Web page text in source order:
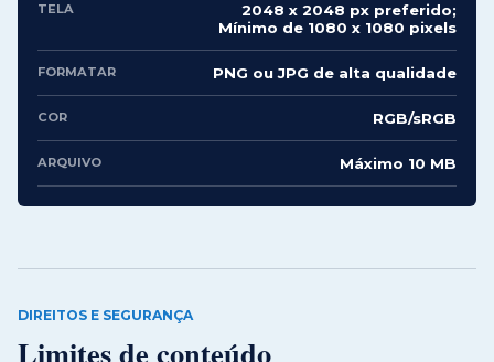
TELA
2048 x 2048 px preferido;
Mínimo de 1080 x 1080 pixels
FORMATAR PNG ou JPG de alta qualidade
COR RGB/sRGB
ARQUIVO Máximo 10 MB
DIREITOS E SEGURANÇA
Limites de conteúdo